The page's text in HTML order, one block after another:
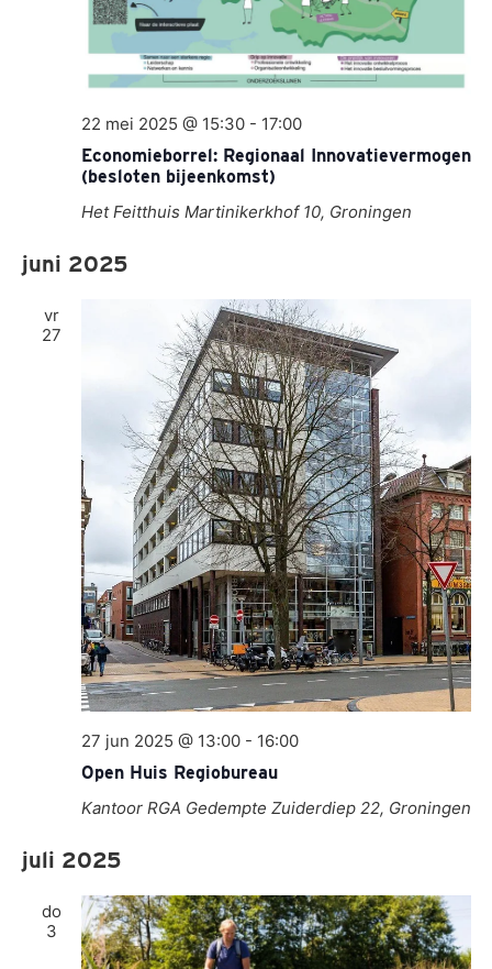
Economieborrel: Regionaal Innovatievermogen
(besloten bijeenkomst)
22 mei 2025 @ 15:30- 17:00
Het Feitthuis Martinikerkhof 10, Groningen
juni 2025
vr
27
Open Huis Regiobureau
27 jun 2025 @ 13:00- 16:00
Kantoor RGA Gedempte Zuiderdiep 22, Groningen
juli 2025
do
3